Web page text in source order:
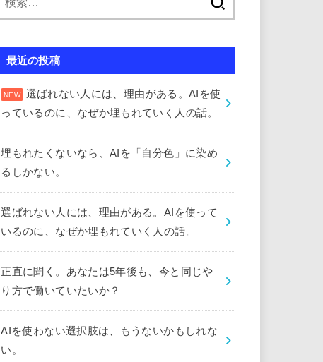
最近の投稿
選ばれない人には、理由がある。AIを使
っているのに、なぜか埋もれていく人の話。
埋もれたくないなら、AIを「自分色」に染め
るしかない。
選ばれない人には、理由がある。AIを使って
いるのに、なぜか埋もれていく人の話。
正直に聞く。あなたは5年後も、今と同じや
り方で働いていたいか？
AIを使わない選択肢は、もうないかもしれな
い。